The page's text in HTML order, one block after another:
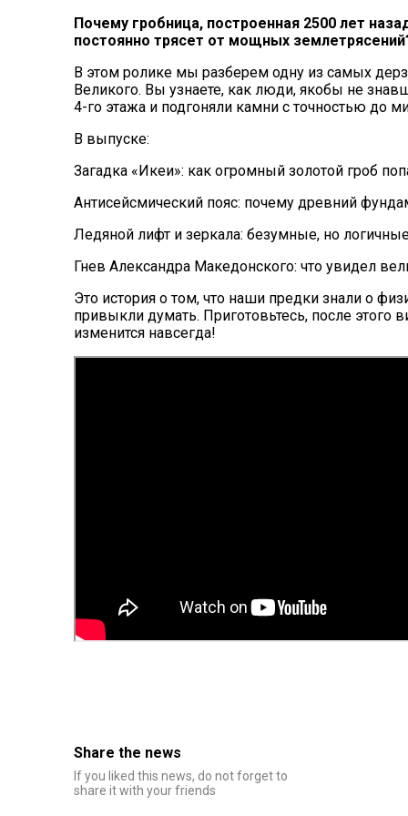
Почему гробница, построенная 2500 лет
постоянно трясет от мощных
В этом ролике мы разберем одну из самых
Великого. Вы узнаете, как люди, якобы не
4-го этажа и подгоняли камни с точностью до
В выпуске:
Загадка «Икеи»: как огромный золотой гроб
Антисейсмический пояс: почему древний
Ледяной лифт и зеркала: безумные, но логичные
Гнев Александра Македонского: что увидел
Это история о том, что наши предки знали о
привыкли думать. Приготовьтесь, после этого
изменится навсегда!
Share the news
If you liked this news, do not forget to
share it with your friends